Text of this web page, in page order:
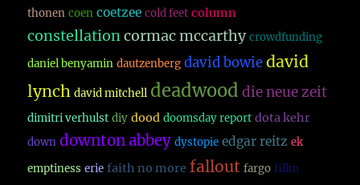
thonen coen coetzee cold feet column
constellationcormac mccarthy crowdfunding
daniel benyamin dautzenberg david bowie david
lynch david mitchell deadwood die neue zeit
dimitri verhulst diy dood doomsday report dota kehr
down downton abbey dystopie edgar reitz ek
emptiness erie faith no more fallout fargo fillm